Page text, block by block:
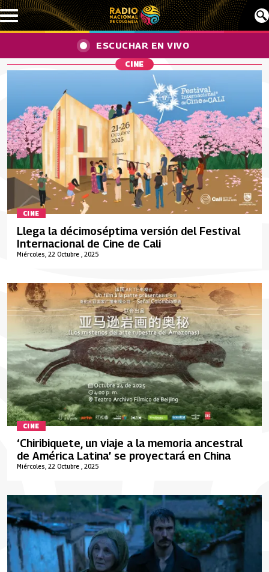
Pasar al contenido principal
ESCUCHAR EN VIVO
CINE
CINE
Miércoles, 22 Octubre , 2025
Llega la décimoséptima versión del Festival
Internacional de Cine de Cali
CINE
Miércoles, 22 Octubre , 2025
‘Chiribiquete, un viaje a la memoria ancestral
de América Latina’ se proyectará en China